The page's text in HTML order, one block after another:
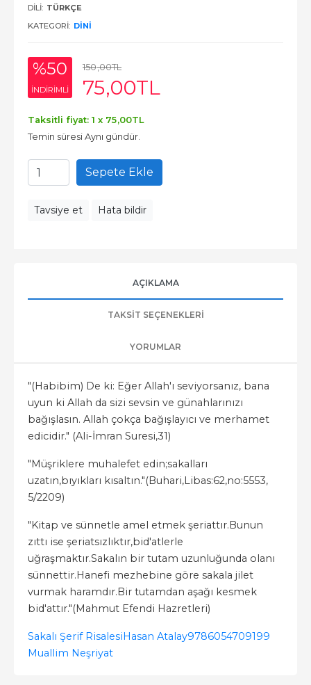
DILI: TÜRKÇE
KATEGORI: DINI
%50
INDIRIMLI
150,00TL
75,00TL
Taksitli fiyat: 1 x 75,00TL
Temin süresi Aynı gündür.
Sepete Ekle
Tavsiye et Hata bildir
AÇIKLAMA
TAKSIT SEÇENEKLERI
YORUMLAR
"(Habibim) De ki: Eğer Allah'ı seviyorsanız, bana
uyun ki Allah da sizi sevsin ve günahlarınızı
bağışlasın. Allah çokça bağışlayıcı ve merhamet
edicidir." (Ali-İmran Suresi,31)
"Müşriklere muhalefet edin;sakalları
uzatın,bıyıkları kısaltın."(Buhari,Libas:62,no:5553,
5/2209)
"Kitap ve sünnetle amel etmek şeriattır.Bunun
zıttı ise şeriatsızlıktır,bid'atlerle
uğraşmaktır.Sakalın bir tutam uzunluğunda olanı
sünnettir.Hanefi mezhebine göre sakala jilet
vurmak haramdır.Bir tutamdan aşağı kesmek
bid'attır."(Mahmut Efendi Hazretleri)
Sakalı Şerif RisalesiHasan Atalay9786054709199
Muallim Neşriyat